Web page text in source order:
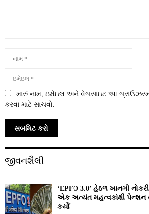
મારું નામ, ઇમેઇલ અને વેબસાઇટ આ
કરવા માટે સાચવો.
જીવનશૈલી
‘EPFO 3.0’ હેઠળ ખાનગી
એક અત્યંત મહત્વકાંક્ષી પેન્શન
કર્યો